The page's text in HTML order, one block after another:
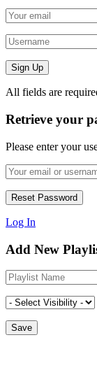
All fields are
Retrieve your
Please enter your
Log In
Add New